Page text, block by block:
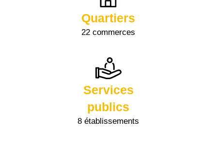
Quartiers
22 commerces
Services
publics
8 établissements